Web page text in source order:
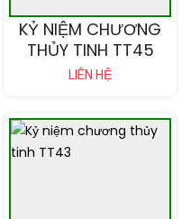
KỶ NIỆM CHƯƠNG
THỦY TINH TT45
LIÊN HỆ